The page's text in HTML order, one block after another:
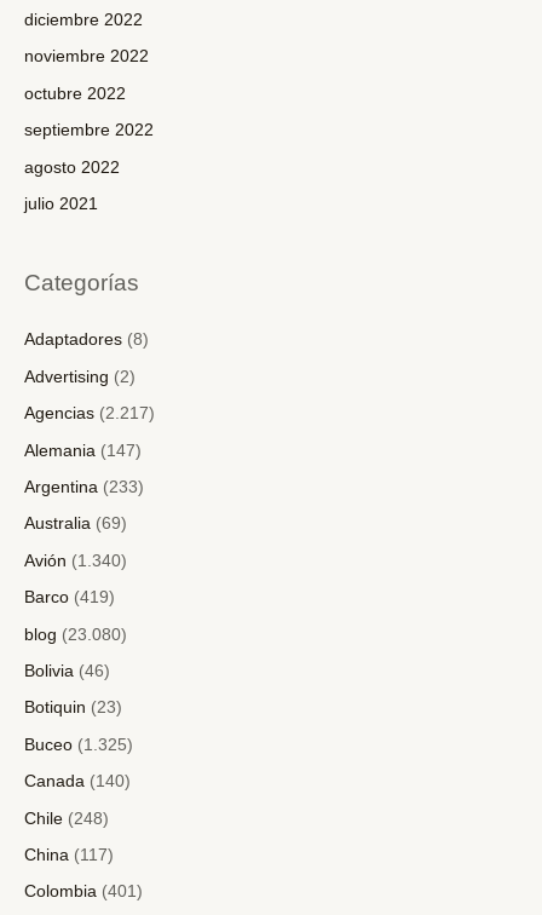
diciembre 2022
noviembre 2022
octubre 2022
septiembre 2022
agosto 2022
julio 2021
Categorías
Adaptadores (8)
Advertising (2)
Agencias (2.217)
Alemania (147)
Argentina (233)
Australia (69)
Avión (1.340)
Barco (419)
blog (23.080)
Bolivia (46)
Botiquin (23)
Buceo (1.325)
Canada (140)
Chile (248)
China (117)
Colombia (401)